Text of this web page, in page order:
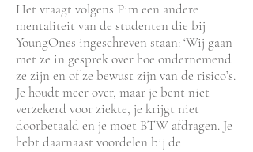
Het vraagt volgens Pim een andere
mentaliteit van de studenten die bij
YoungOnes ingeschreven staan: ‘Wij gaan
met ze in gesprek over hoe ondernemend
ze zijn en of ze bewust zijn van de risico’s.
Je houdt meer over, maar je bent niet
verzekerd voor ziekte, je krijgt niet
doorbetaald en je moet BTW afdragen. Je
hebt daarnaast voordelen bij de